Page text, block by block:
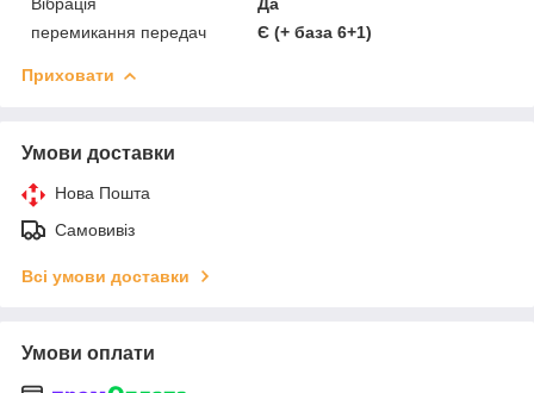
перемикання передач
Є (+ база 6+1)
Приховати
Умови доставки
Нова Пошта
Самовивіз
Всі умови доставки
Умови оплати